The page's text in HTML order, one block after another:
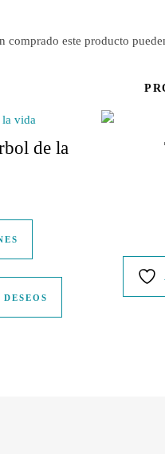
comprado este producto
de la
Este producto tiene